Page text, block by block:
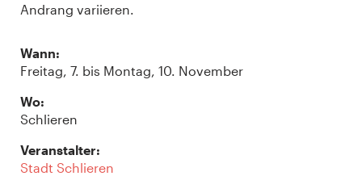
Andrang variieren.
Wann:
Freitag, 7. bis Montag, 10. November
Wo:
Schlieren
Veranstalter:
Stadt Schlieren